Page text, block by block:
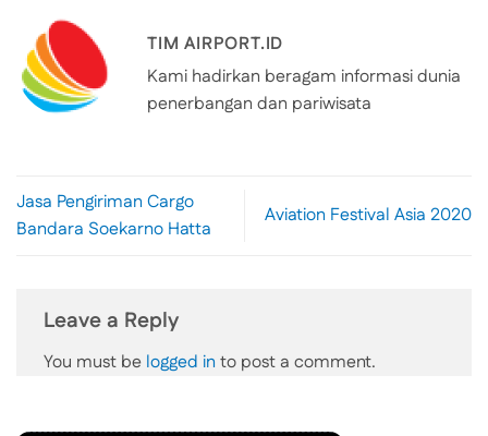
TIM AIRPORT.ID
Kami hadirkan beragam informasi dunia
penerbangan dan pariwisata
Jasa Pengiriman Cargo
Bandara Soekarno Hatta
Aviation Festival Asia 2020
Leave a Reply
You must be logged in to post a comment.